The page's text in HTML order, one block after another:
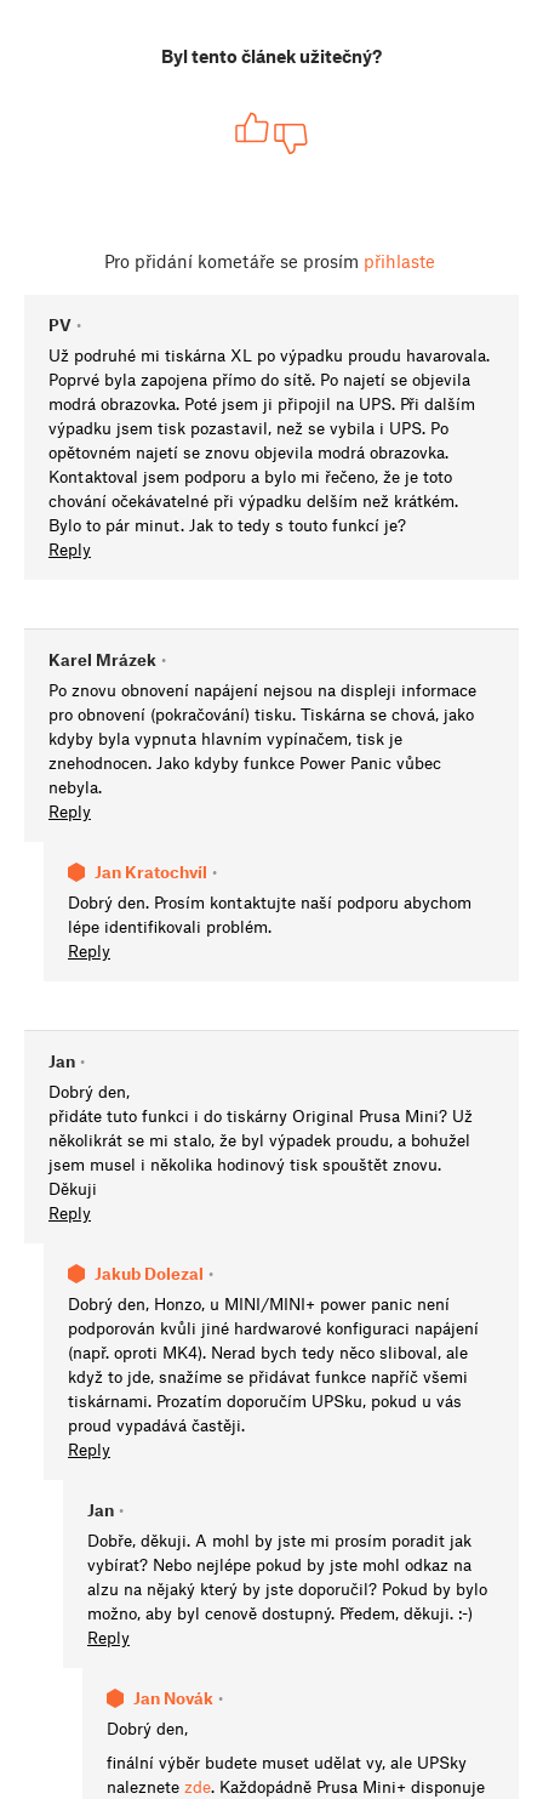
Byl tento článek užitečný?
Pro přidání kometáře se prosím přihlaste
PV •
Už podruhé mi tiskárna XL po výpadku proudu havarovala.
Poprvé byla zapojena přímo do sítě. Po najetí se objevila
modrá obrazovka. Poté jsem ji připojil na UPS. Při dalším
výpadku jsem tisk pozastavil, než se vybila i UPS. Po
opětovném najetí se znovu objevila modrá obrazovka.
Kontaktoval jsem podporu a bylo mi řečeno, že je toto
chování očekávatelné při výpadku delším než krátkém.
Bylo to pár minut. Jak to tedy s touto funkcí je?
Reply
Karel Mrázek •
Po znovu obnovení napájení nejsou na displeji informace
pro obnovení (pokračování) tisku. Tiskárna se chová, jako
kdyby byla vypnuta hlavním vypínačem, tisk je
znehodnocen. Jako kdyby funkce Power Panic vůbec
nebyla.
Reply
Jan Kratochvíl •
Dobrý den. Prosím kontaktujte naší podporu abychom
lépe identifikovali problém.
Reply
Jan •
Dobrý den,
přidáte tuto funkci i do tiskárny Original Prusa Mini? Už
několikrát se mi stalo, že byl výpadek proudu, a bohužel
jsem musel i několika hodinový tisk spouštět znovu.
Děkuji
Reply
Jakub Dolezal •
Dobrý den, Honzo, u MINI/MINI+ power panic není
podporován kvůli jiné hardwarové konfiguraci napájení
(např. oproti MK4). Nerad bych tedy něco sliboval, ale
když to jde, snažíme se přidávat funkce napříč všemi
tiskárnami. Prozatím doporučím UPSku, pokud u vás
proud vypadává častěji.
Reply
Jan •
Dobře, děkuji. A mohl by jste mi prosím poradit jak
vybírat? Nebo nejlépe pokud by jste mohl odkaz na
alzu na nějaký který by jste doporučil? Pokud by bylo
možno, aby byl cenově dostupný. Předem, děkuji. :-)
Reply
Jan Novák •
Dobrý den,
finální výběr budete muset udělat vy, ale UPSky
naleznete zde. Každopádně Prusa Mini+ disponuje